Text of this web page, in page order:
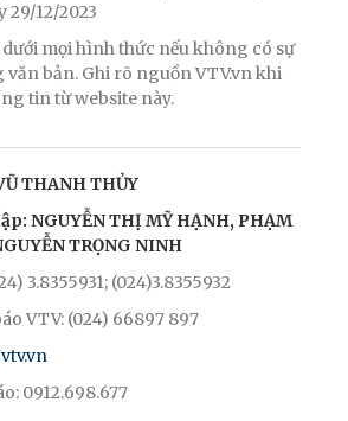
29/12/2023
mọi hình thức nếu không có sự
văn bản. Ghi rõ nguồn VTV.vn khi
tin từ website này.
THANH THỦY
NGUYỄN THỊ MỸ HẠNH, PHẠM
TRỌNG NINH
3.8355931; (024)3.8355932
VTV: (024) 66897 897
0912.698.677